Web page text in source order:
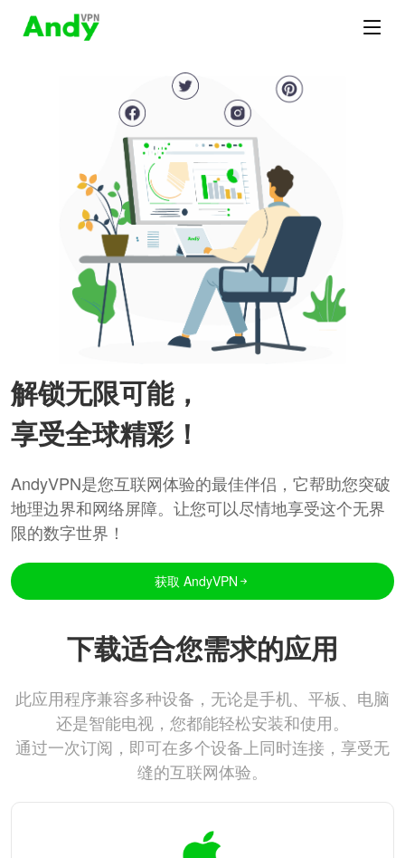
解锁无限可能，
享受全球精彩！
AndyVPN是您互联网体验的最佳伴侣，它帮助您突破
地理边界和网络屏障。让您可以尽情地享受这个无界
限的数字世界！
获取 AndyVPN
下载适合您需求的应用
此应用程序兼容多种设备，无论是手机、平板、电脑
还是智能电视，您都能轻松安装和使用。
通过一次订阅，即可在多个设备上同时连接，享受无
缝的互联网体验。